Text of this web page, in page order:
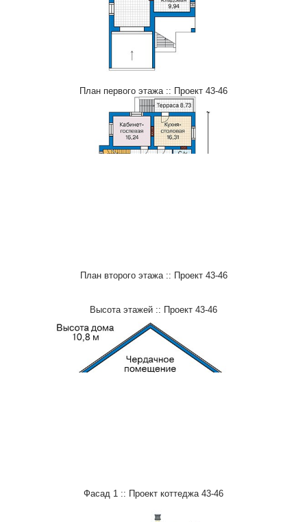
План первого этажа :: Проект 43-46
План второго этажа :: Проект 43-46
Высота этажей :: Проект 43-46
Фасад 1 :: Проект коттеджа 43-46